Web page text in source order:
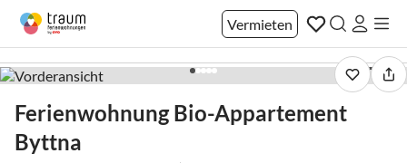
Vermieten
1 / 21
Ferienwohnung Bio-Appartement
Byttna